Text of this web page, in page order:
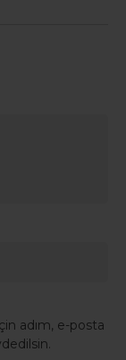
adım, e-posta